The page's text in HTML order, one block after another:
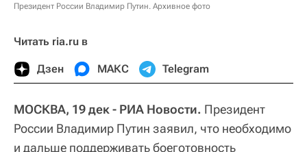
Президент России Владимир Путин. Архивное фото
Читать ria.ru в
Дзен МАКС Telegram
МОСКВА, 19 дек - РИА Новости. Президент
России Владимир Путин заявил, что необходимо
и дальше поддерживать боеготовность